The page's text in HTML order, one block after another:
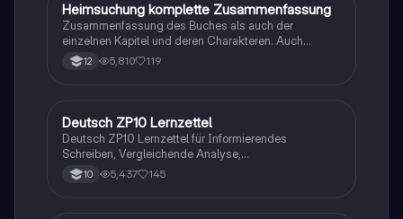
Deutsch
Heimsuchung komplette Zusammenfassung
Zusammenfassung des Buches als auch der
einzelnen Kapitel und deren Charakteren. Auch
tabellarisch. Im Unterricht ohne KI erstellt
12 5,810 119
Deutsch
Deutsch ZP10 Lernzettel
Deutsch ZP10 Lernzettel für Informierendes
Schreiben, Vergleichende Analyse,
Sachtexte/Roman/Gedicht..
10 5,437 145